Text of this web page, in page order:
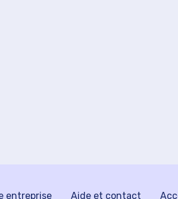
entreprise Aide et contact